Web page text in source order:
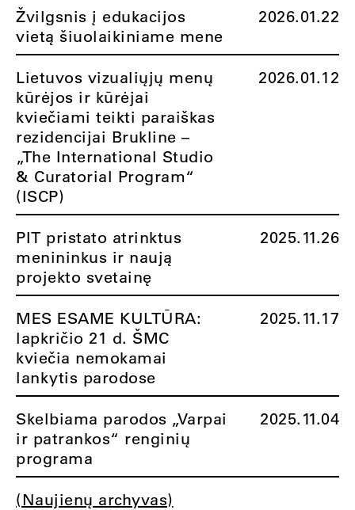
Žvilgsnis į edukacijos
vietą šiuolaikiniame mene
2026.01.22
Lietuvos vizualiųjų menų
kūrėjos ir kūrėjai
kviečiami teikti paraiškas
rezidencijai Brukline –
„The International Studio
& Curatorial Program“
(ISCP)
2026.01.12
PIT pristato atrinktus
menininkus ir naują
projekto svetainę
2025.11.26
MES ESAME KULTŪRA:
lapkričio 21 d. ŠMC
kviečia nemokamai
lankytis parodose
2025.11.17
Skelbiama parodos „Varpai
ir patrankos“ renginių
programa
2025.11.04
(Naujienų archyvas)